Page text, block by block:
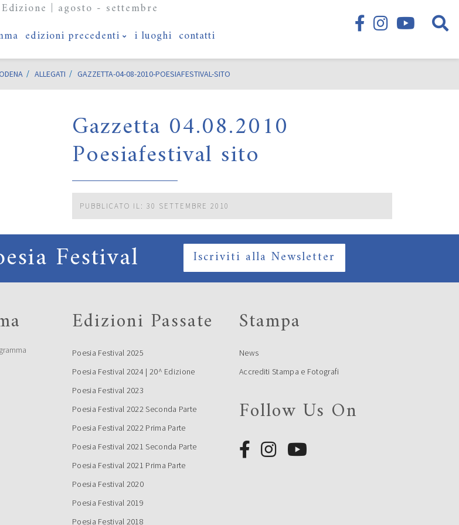
| agosto - settembre
edizioni precedenti i luoghi contatti
ALLEGATI GAZZETTA-04-08-2010-POESIAFESTIVAL-SITO
Gazzetta 04.08.2010
Poesiafestival sito
PUBBLICATO IL: 30 SETTEMBRE 2010
Festival Iscriviti alla Newsletter
Edizioni Passate
Poesia Festival 2025
Poesia Festival 2024 | 20^ Edizione
Poesia Festival 2023
Poesia Festival 2022 Seconda Parte
Poesia Festival 2022 Prima Parte
Poesia Festival 2021 Seconda Parte
Poesia Festival 2021 Prima Parte
Poesia Festival 2020
Poesia Festival 2019
Poesia Festival 2018
Stampa
News
Accrediti Stampa e Fotografi
Follow Us On